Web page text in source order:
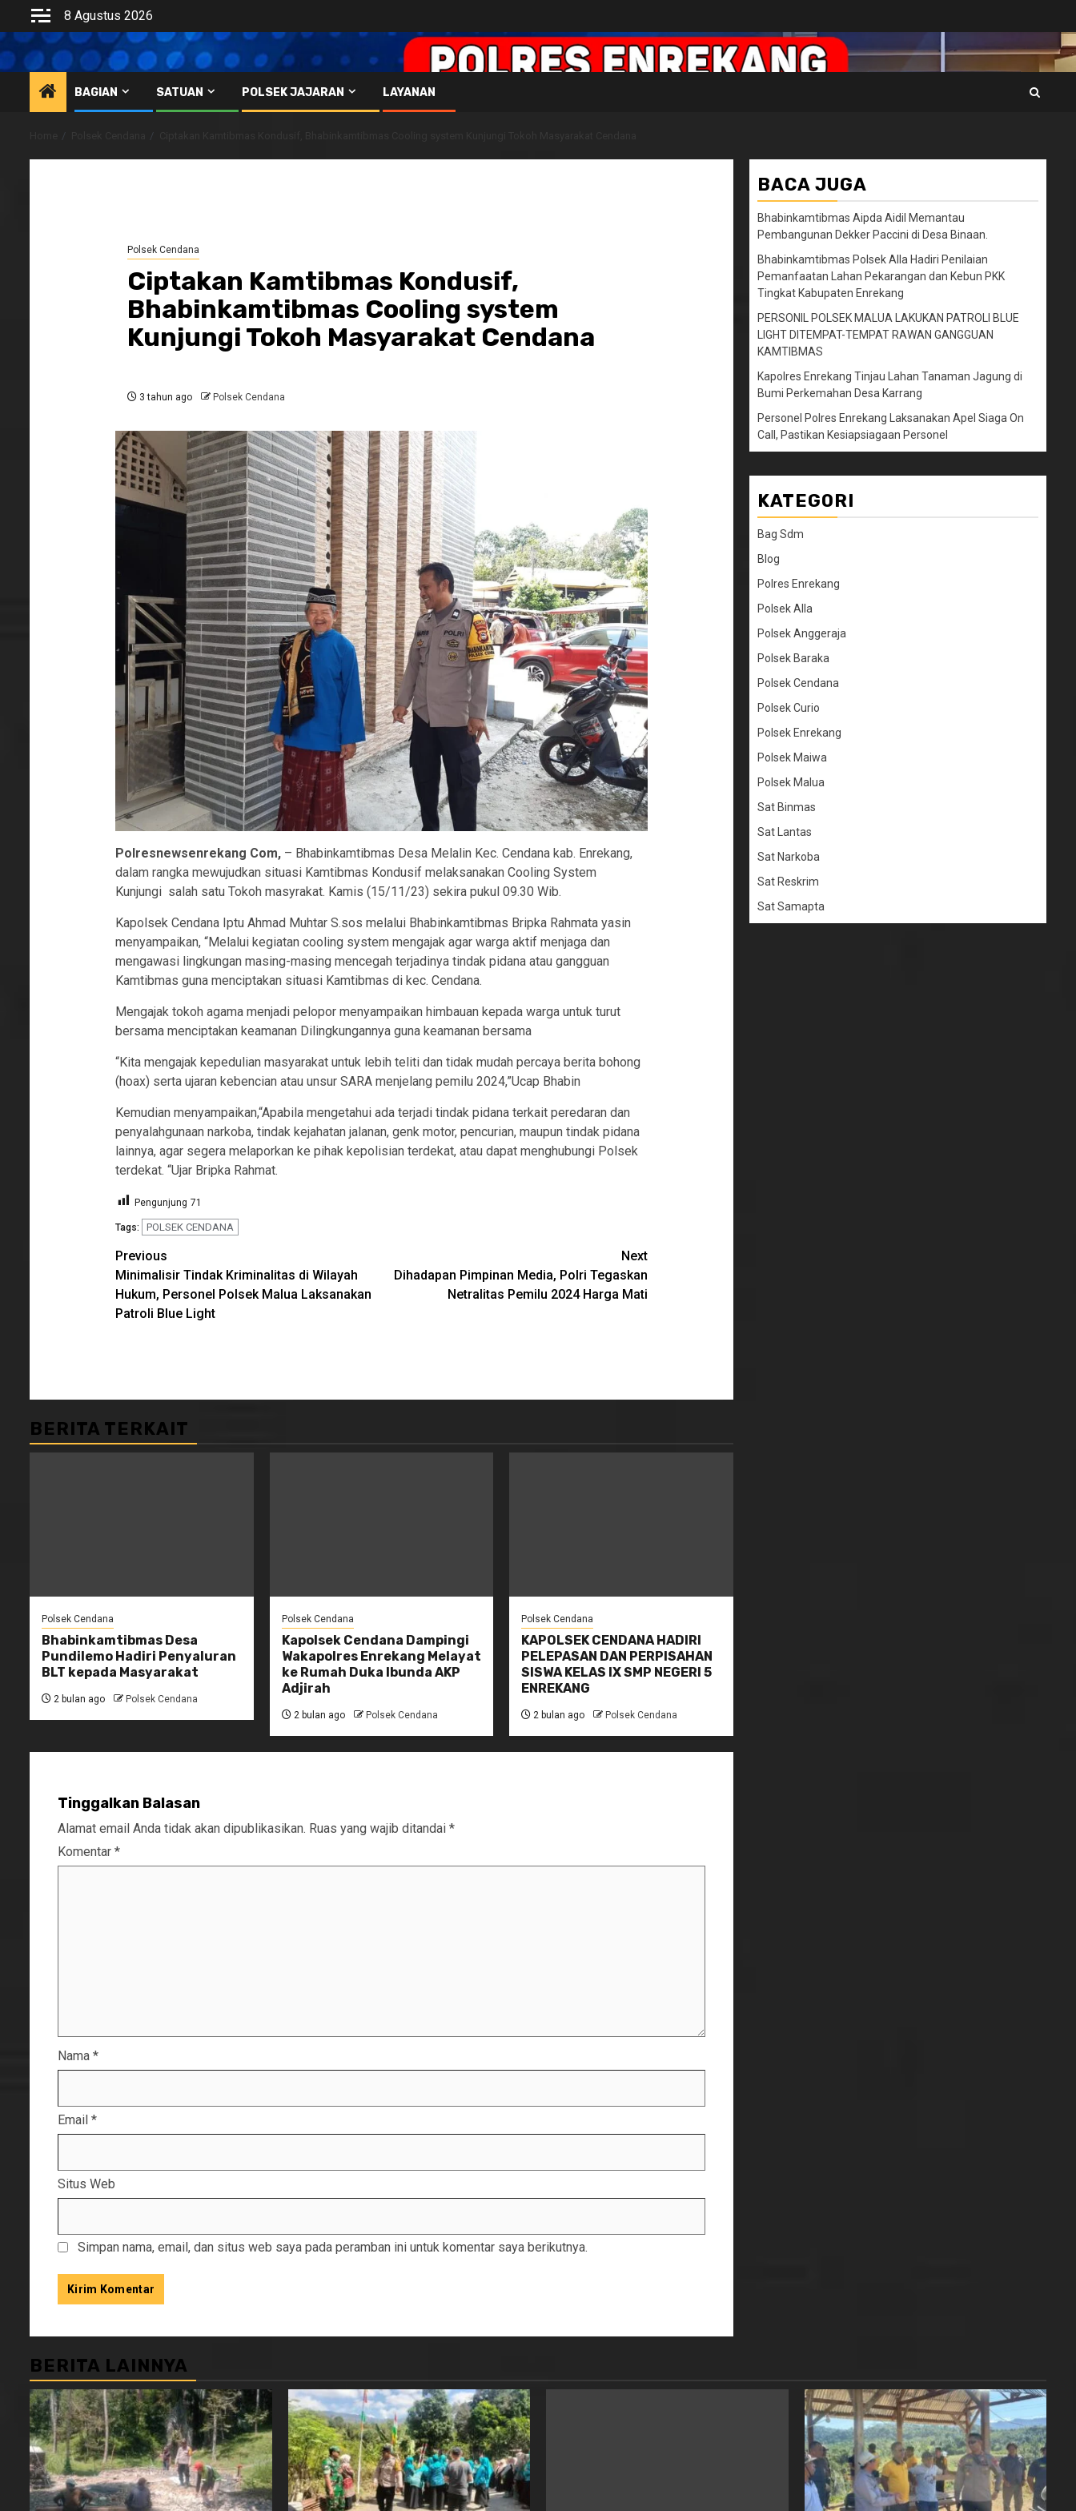
content
8 Agustus 2026
BAGIAN SATUAN POLSEK JAJARAN LAYANAN
Polsek Cendana
Ciptakan Kamtibmas Kondusif,
Bhabinkamtibmas Cooling system
Kunjungi Tokoh Masyarakat Cendana
3 tahun ago Polsek Cendana
Polresnewsenrekang Com,– Bhabinkamtibmas Desa Melalin Kec. Cendana kab. Enrekang,
dalam rangka mewujudkan situasi Kamtibmas Kondusif melaksanakan Cooling System
Kunjungi salah satu Tokoh masyrakat. Kamis (15/11/23) sekira pukul 09.30 Wib.
Kapolsek Cendana Iptu Ahmad Muhtar S.sos melalui Bhabinkamtibmas Bripka Rahmata yasin
menyampaikan, “Melalui kegiatan cooling system mengajak agar warga aktif menjaga dan
mengawasi lingkungan masing-masing mencegah terjadinya tindak pidana atau gangguan
Kamtibmas guna menciptakan situasi Kamtibmas di kec. Cendana.
Mengajak tokoh agama menjadi pelopor menyampaikan himbauan kepada warga untuk turut
bersama menciptakan keamanan Dilingkungannya guna keamanan bersama
“Kita mengajak kepedulian masyarakat untuk lebih teliti dan tidak mudah percaya berita bohong
(hoax) serta ujaran kebencian atau unsur SARA menjelang pemilu 2024,”Ucap Bhabin
Kemudian menyampaikan,“Apabila mengetahui ada terjadi tindak pidana terkait peredaran dan
penyalahgunaan narkoba, tindak kejahatan jalanan, genk motor, pencurian, maupun tindak pidana
lainnya, agar segera melaporkan ke pihak kepolisian terdekat, atau dapat menghubungi Polsek
terdekat. “Ujar Bripka Rahmat.
Pengunjung 71
Tags: POLSEK CENDANA
Continue
Reading
Previous
Minimalisir Tindak Kriminalitas di Wilayah
Hukum, Personel Polsek Malua Laksanakan
Patroli Blue Light
Next
Dihadapan Pimpinan Media, Polri Tegaskan
Netralitas Pemilu 2024 Harga Mati
BERITA TERKAIT
Polsek Cendana
Bhabinkamtibmas Desa
Pundilemo Hadiri Penyaluran
BLT kepada Masyarakat
2 bulan ago Polsek Cendana
Polsek Cendana
Kapolsek Cendana Dampingi
Wakapolres Enrekang Melayat
ke Rumah Duka Ibunda AKP
Adjirah
2 bulan ago Polsek Cendana
Polsek Cendana
KAPOLSEK CENDANA HADIRI
PELEPASAN DAN PERPISAHAN
SISWA KELAS IX SMP NEGERI 5
ENREKANG
2 bulan ago Polsek Cendana
Tinggalkan Balasan
Alamat email Anda tidak akan dipublikasikan. Ruas yang wajib ditandai *
Komentar *
Nama *
Email *
Situs Web
Simpan nama, email, dan situs web saya pada peramban ini untuk komentar saya berikutnya.
BACA JUGA
Bhabinkamtibmas Aipda Aidil Memantau
Pembangunan Dekker Paccini di Desa Binaan.
Bhabinkamtibmas Polsek Alla Hadiri Penilaian
Pemanfaatan Lahan Pekarangan dan Kebun PKK
Tingkat Kabupaten Enrekang
PERSONIL POLSEK MALUA LAKUKAN PATROLI BLUE
LIGHT DITEMPAT-TEMPAT RAWAN GANGGUAN
KAMTIBMAS
Kapolres Enrekang Tinjau Lahan Tanaman Jagung di
Bumi Perkemahan Desa Karrang
Personel Polres Enrekang Laksanakan Apel Siaga On
Call, Pastikan Kesiapsiagaan Personel
KATEGORI
Bag Sdm
Blog
Polres Enrekang
Polsek Alla
Polsek Anggeraja
Polsek Baraka
Polsek Cendana
Polsek Curio
Polsek Enrekang
Polsek Maiwa
Polsek Malua
Sat Binmas
Sat Lantas
Sat Narkoba
Sat Reskrim
Sat Samapta
BERITA LAINNYA